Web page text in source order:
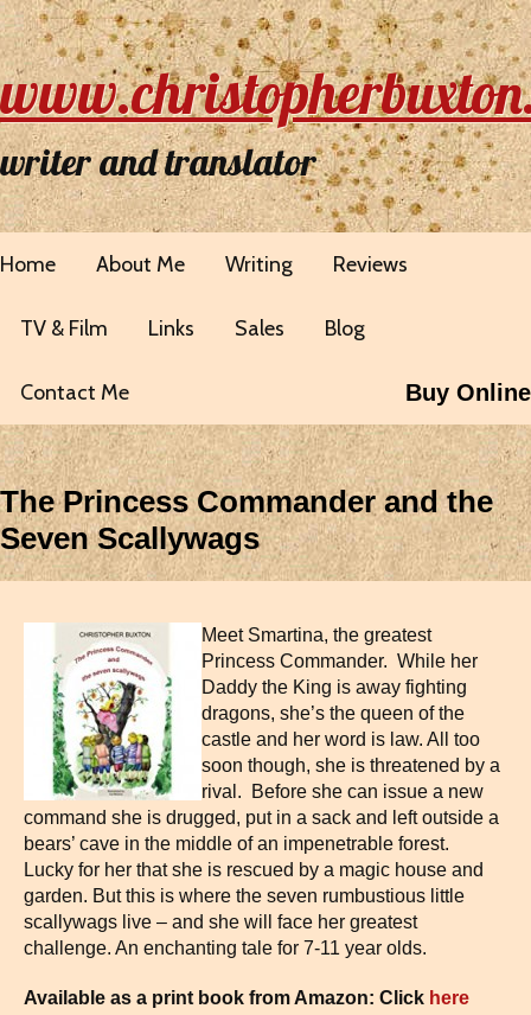
writer and translator
Home About Me Writing Reviews
TV & Film Links Sales Blog
Contact Me Buy Online
The Princess Commander and the
Seven Scallywags
Meet Smartina, the greatest
Princess Commander. While her
Daddy the King is away fighting
dragons, she’s the queen of the
castle and her word is law. All too
soon though, she is threatened by a
rival. Before she can issue a new
command she is drugged, put in a sack and left outside a
bears’ cave in the middle of an impenetrable forest.
Lucky for her that she is rescued by a magic house and
garden. But this is where the seven rumbustious little
scallywags live – and she will face her greatest
challenge. An enchanting tale for 7-11 year olds.
Available as a print book from Amazon: Click here